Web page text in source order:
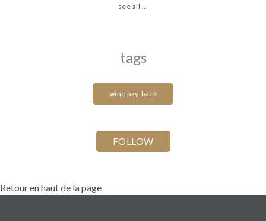
see all ...
tags
wine pay-back
Retour en haut de la page